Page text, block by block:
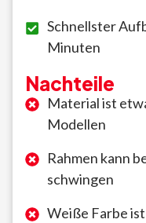
Schnellster
Minuten
Nachteile
Material ist
Modellen
Rahmen kann
schwingen
Weiße Farbe